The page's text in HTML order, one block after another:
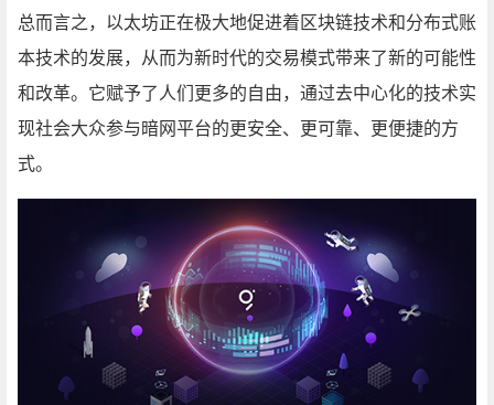
总而言之，以太坊正在极大地促进着区块链技术和分布式账
本技术的发展，从而为新时代的交易模式带来了新的可能性
和改革。它赋予了人们更多的自由，通过去中心化的技术实
现社会大众参与暗网平台的更安全、更可靠、更便捷的方
式。